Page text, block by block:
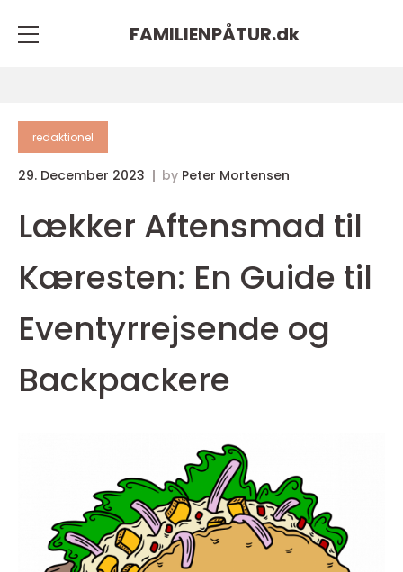
FAMILIENPÅTUR.dk
redaktionel
29. December 2023 by Peter Mortensen
Lækker Aftensmad til
Kæresten: En Guide til
Eventyrrejsende og
Backpackere